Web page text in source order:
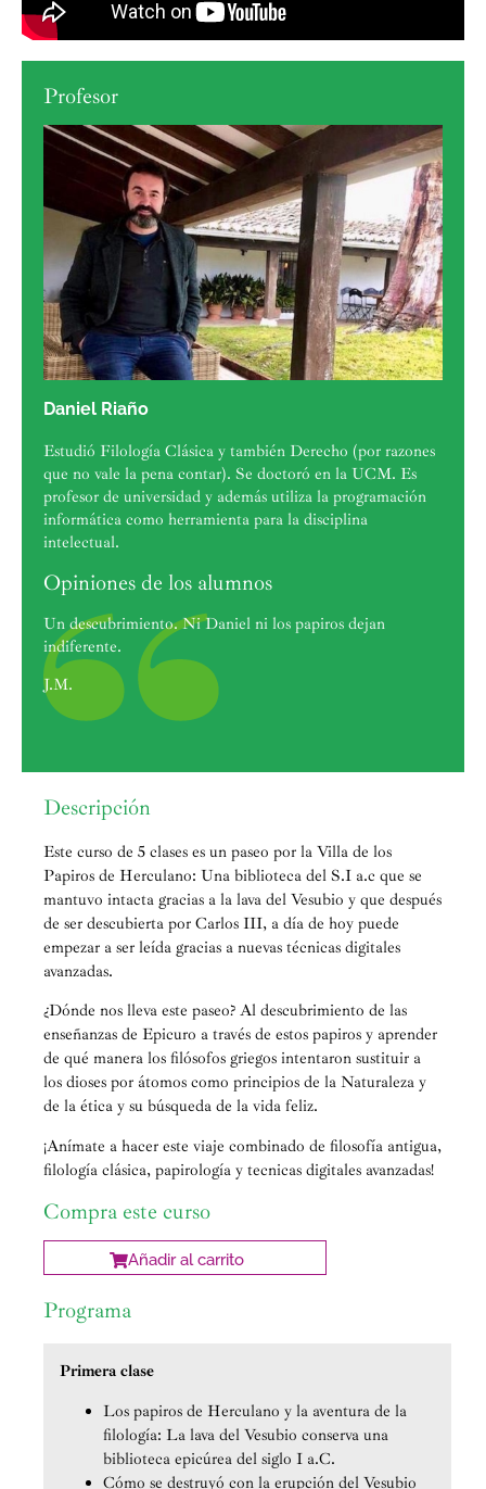
Profesor
Daniel Riaño
Estudió Filología Clásica y también Derecho (por razones
que no vale la pena contar). Se doctoró en la UCM. Es
profesor de universidad y además utiliza la programación
informática como herramienta para la disciplina
intelectual.
Opiniones de los alumnos
Un descubrimiento. Ni Daniel ni los papiros dejan
indiferente.
J.M.
Descripción
Este curso de 5 clases es un paseo por la Villa de los
Papiros de Herculano: Una biblioteca del S.I a.c que se
mantuvo intacta gracias a la lava del Vesubio y que después
de ser descubierta por Carlos III, a día de hoy puede
empezar a ser leída gracias a nuevas técnicas digitales
avanzadas.
¿Dónde nos lleva este paseo? Al descubrimiento de las
enseñanzas de Epicuro a través de estos papiros y aprender
de qué manera los filósofos griegos intentaron sustituir a
los dioses por átomos como principios de la Naturaleza y
de la ética y su búsqueda de la vida feliz.
¡Anímate a hacer este viaje combinado de filosofía antigua,
filología clásica, papirología y tecnicas digitales avanzadas!
Compra este curso
Añadir al carrito
Programa
Primera clase
Los papiros de Herculano y la aventura de la
filología: La lava del Vesubio conserva una
biblioteca epicúrea del siglo I a.C.
Cómo se destruyó con la erupción del Vesubio